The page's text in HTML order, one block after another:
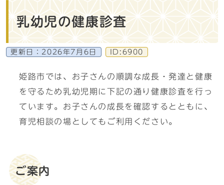
乳幼児の健康診査
更新日： 2026年7月6日 ID:6900
姫路市では、お子さんの順調な成長・発達と健康
を守るため乳幼児期に下記の通り健康診査を行っ
ています。お子さんの成長を確認するとともに、
育児相談の場としてもご利用ください。
ご案内